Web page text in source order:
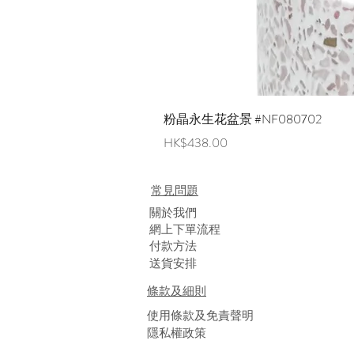
粉晶永生花盆景 #NF080702
價格
HK$438.00
常見問題
​關於我們
網上下單流程
付款方法
送貨安排
條款及細則
使用條款及免責聲明
隱私權政策